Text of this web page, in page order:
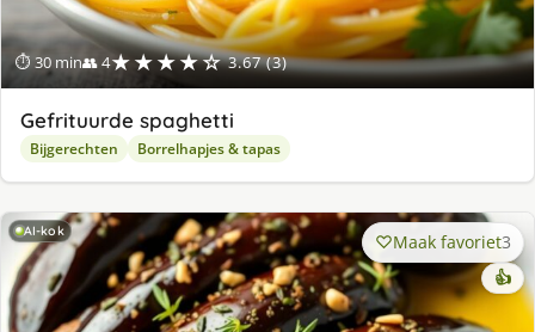
⏱ 30 min👥 4★★★★☆ 3.67 (3)
Gefrituurde spaghetti
Bijgerechten Borrelhapjes & tapas
AI-kok Maak favoriet3
👍